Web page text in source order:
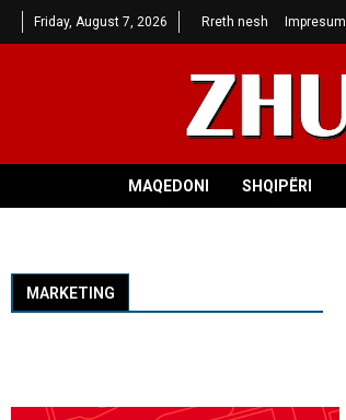
Friday, August 7, 2026 Rreth nesh
MAQEDONI SHQIPËRI
MARKETING